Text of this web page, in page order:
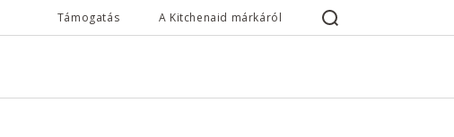
Támogatás A Kitchenaid márkáról